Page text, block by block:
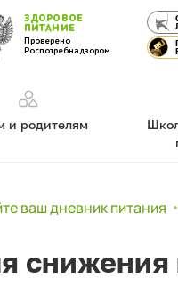
ЗДОРОВОЕ
ПИТАНИЕ
Проверено
Роспотребнадзором
и родителям
ваш дневник питания
снижения